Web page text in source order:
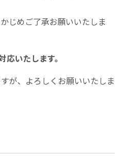
じめご了承お願いいたしま
いたします。
が、よろしくお願いいたしま